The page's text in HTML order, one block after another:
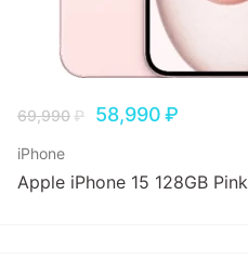
69,990₽ 58,990₽
iPhone
Apple iPhone 15 128GB